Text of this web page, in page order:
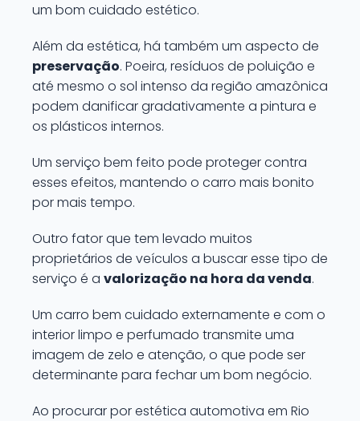
um bom cuidado estético.
Além da estética, há também um aspecto de
preservação. Poeira, resíduos de poluição e
até mesmo o sol intenso da região amazônica
podem danificar gradativamente a pintura e
os plásticos internos.
Um serviço bem feito pode proteger contra
esses efeitos, mantendo o carro mais bonito
por mais tempo.
Outro fator que tem levado muitos
proprietários de veículos a buscar esse tipo de
serviço é a valorização na hora da venda.
Um carro bem cuidado externamente e com o
interior limpo e perfumado transmite uma
imagem de zelo e atenção, o que pode ser
determinante para fechar um bom negócio.
Ao procurar por estética automotiva em Rio